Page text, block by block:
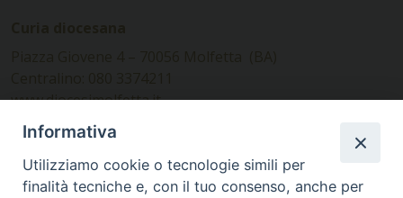
www.diocesimolfetta.it –
diocesimolfetta@pec.chiesacattolica.it
Ufficio Comunicazioni sociali
Informativa
Utilizziamo cookie o tecnologie simili per
finalità tecniche e, con il tuo consenso, anche per